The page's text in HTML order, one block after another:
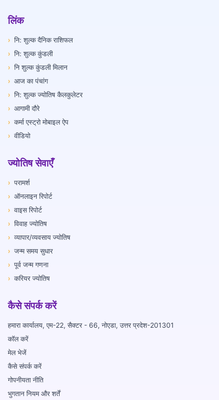
लिंक
› नि: शुल्क दैनिक राशिफल
› नि: शुल्क कुंडली
› नि शुल्क कुंडली मिलान
› आज का पंचांग
› नि: शुल्क ज्योतिष कैलकुलेटर
› आगामी दौरे
› कर्मा एस्ट्रो मोबाइल ऐप
› वीडियो
ज्योतिष सेवाएँ
› परामर्श
› ऑनलाइन रिपोर्ट
› वाइस रिपोर्ट
› विवाह ज्योतिष
› व्यापार/व्यवसाय ज्योतिष
› जन्म समय सुधार
› पूर्व जन्म गणना
› करियर ज्योतिष
कैसे संपर्क करें
हमारा कार्यालय, एम-22, सैक्टर - 66, नोएडा, उत्तर प्रदेश-201301
कॉल करें
मेल भेजें
कैसे संपर्क करें
गोपनीयता नीति
भुगतान नियम और शर्तें